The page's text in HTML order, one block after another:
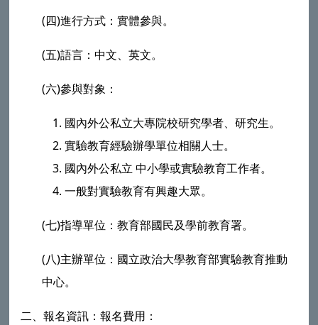
(四)進行方式：實體參與。
(五)語言：中文、英文。
(六)參與對象：
國內外公私立大專院校研究學者、研究生。
實驗教育經驗辦學單位相關人士。
國內外公私立 中小學或實驗教育工作者。
一般對實驗教育有興趣大眾。
(七)指導單位：教育部國民及學前教育署。
(八)主辦單位：國立政治大學教育部實驗教育推動
中心。
二、報名資訊：報名費用：